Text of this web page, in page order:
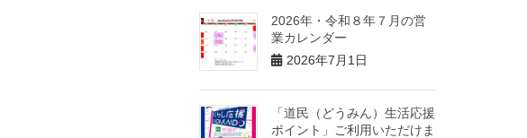
2026年・令和８年７月の営
業カレンダー
2026年7月1日
「道民（どうみん）生活応援
ポイント」ご利用いただけま